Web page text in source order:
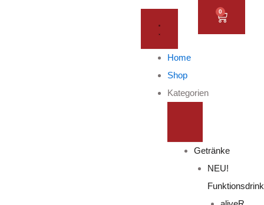
Home
Shop
Kategorien
SCHLIESSE K
ATEGORIEN
KATEGORIEN
Getränke
NEU!
0